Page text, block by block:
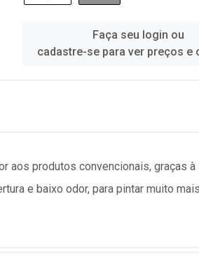
Faça seu login ou
cadastre-se para ver preços e
aos produtos convencionais, graças
e baixo odor, para pintar muito